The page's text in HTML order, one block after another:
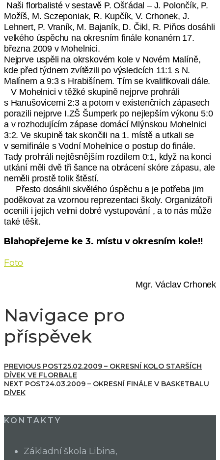
Naši florbalisté v sestavě P. Ošťádal – J. Polončík, P.
Možíš, M. Sczeponiak, R. Kupčík, V. Crhonek, J.
Lehnert, P. Vraník, M. Bajaník, D. Čikl, R. Piňos dosáhli
velkého úspěchu na okresním finále konaném 17.
března 2009 v Mohelnici.
Nejprve uspěli na okrskovém kole v Novém Malíně,
kde před týdnem zvítězili po výsledcích 11:1 s N.
Malínem a 9:3 s Hrabišínem. Tím se kvalifikovali dále.
V Mohelnici v těžké skupině nejprve prohráli
s Hanušovicemi 2:3 a potom v existenčních zápasech
porazili nejprve I.ZŠ Šumperk po nejlepším výkonu 5:0
a v rozhodujícím zápase domácí Mlýnskou Mohelnici
3:2. Ve skupině tak skončili na 1. místě a utkali se
v semifinále s Vodní Mohelnice o postup do finále.
Tady prohráli nejtěsnějším rozdílem 0:1, když na konci
utkání měli dvě tři šance na obrácení skóre zápasu, ale
neměli prostě tolik štěstí.
Přesto dosáhli skvělého úspěchu a je potřeba jim
poděkovat za vzornou reprezentaci školy. Organizátoři
ocenili i jejich velmi dobré vystupování , a to nás může
také těšit.
Blahopřejeme ke 3. místu v okresním kole!!
Foto
Mgr. Václav Crhonek
Navigace pro
příspěvek
PREVIOUS POST25.02.2009 – OKRESNÍ KOLO STARŠÍCH
DÍVEK VE FLORBALE
NEXT POST24.03.2009 – OKRESNÍ FINÁLE V BASKETBALU
DÍVEK
KONTAKTY
Základní škola Libina,